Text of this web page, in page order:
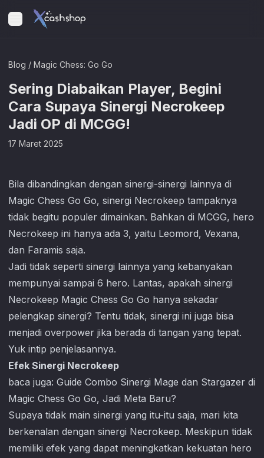
Blog / Magic Chess: Go Go
Sering Diabaikan Player, Begini
Cara Supaya Sinergi Necrokeep
Jadi OP di MCGG!
17 Maret 2025
Bila dibandingkan dengan sinergi-sinergi lainnya di
Magic Chess Go Go, sinergi Necrokeep tampaknya
tidak begitu populer dimainkan. Bahkan di MCGG, hero
Necrokeep ini hanya ada 3, yaitu Leomord, Vexana,
dan Faramis saja.
Jadi tidak seperti sinergi lainnya yang kebanyakan
mempunyai sampai 6 hero. Lantas, apakah sinergi
Necrokeep Magic Chess Go Go hanya sekadar
pelengkap sinergi? Tentu tidak, sinergi ini juga bisa
menjadi overpower jika berada di tangan yang tepat.
Yuk intip penjelasannya.
Efek Sinergi Necrokeep
baca juga: Guide Combo Sinergi Mage dan Stargazer di
Magic Chess Go Go, Jadi Meta Baru?
Supaya tidak main sinergi yang itu-itu saja, mari kita
berkenalan dengan sinergi Necrokeep. Meskipun tidak
memiliki efek yang dapat meningkatkan kekuatan hero